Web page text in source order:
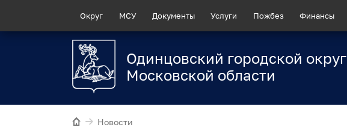
Округ МСУ Документы Услуги Пожбез Финансы
Одинцовский городской округ
Московской области
Новости